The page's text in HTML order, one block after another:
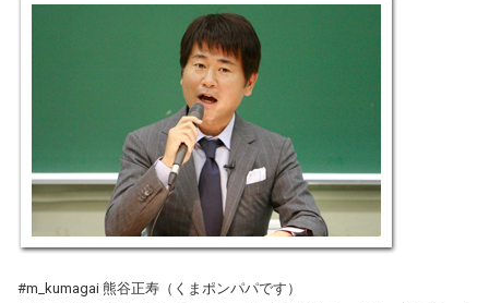
#m_kumagai 熊谷正寿（くまポンパパです）